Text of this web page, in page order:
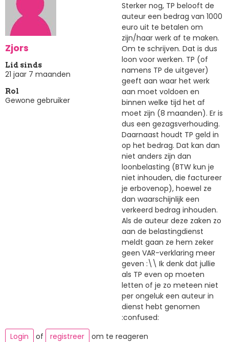
Zjors
Lid sinds
21 jaar 7 maanden
Rol
Gewone gebruiker
Sterker nog, TP belooft de
auteur een bedrag van 1000
euro uit te betalen om
zijn/haar werk af te maken.
Om te schrijven. Dat is dus
loon voor werken. TP (of
namens TP de uitgever)
geeft aan waar het werk
aan moet voldoen en
binnen welke tijd het af
moet zijn (8 maanden). Er is
dus een gezagsverhouding.
Daarnaast houdt TP geld in
op het bedrag. Dat kan dan
niet anders zijn dan
loonbelasting (BTW kun je
niet inhouden, die factureer
je erbovenop), hoewel ze
dan waarschijnlijk een
verkeerd bedrag inhouden.
Als de auteur deze zaken zo
aan de belastingdienst
meldt gaan ze hem zeker
geen VAR-verklaring meer
geven :\\ Ik denk dat jullie
als TP even op moeten
letten of je zo meteen niet
per ongeluk een auteur in
dienst hebt genomen
:confused:
Login
of registreer om te reageren